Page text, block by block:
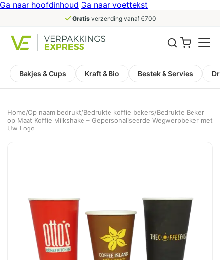
Ga naar hoofdinhoud Ga naar voettekst
Gratisverzending vanaf €700
Bakjes & Cups Kraft & Bio Bestek & Servies
Home/Op naam bedrukt/Bedrukte koffie bekers/Bedrukte Beker
op Maat Koffie Milkshake – Gepersonaliseerde Wegwerpbeker met
Uw Logo